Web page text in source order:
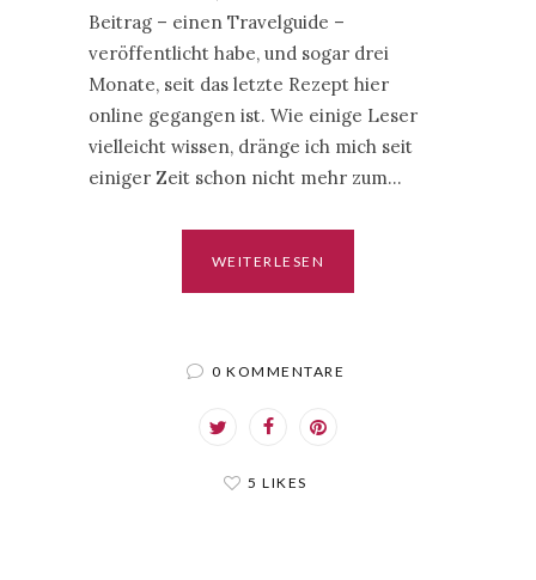
Beitrag – einen Travelguide –
veröffentlicht habe, und sogar drei
Monate, seit das letzte Rezept hier
online gegangen ist. Wie einige Leser
vielleicht wissen, dränge ich mich seit
einiger Zeit schon nicht mehr zum…
WEITERLESEN
0 KOMMENTARE
5 LIKES